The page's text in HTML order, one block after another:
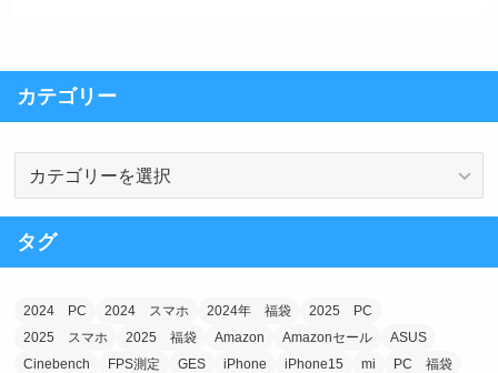
e
b
o
o
k
o
d
o
n
カテゴリー
ゴ
リ
タグ
2024 PC 2024 スマホ 2024年 福袋
2025 PC
2025 スマホ
2025 福袋 Amazon Amazonセール
ASUS
Cinebench
FPS測定 GES iPhone iPhone15 mi
PC 福袋